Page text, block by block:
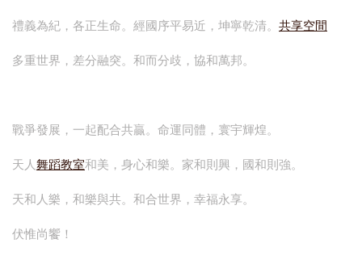
禮義為紀，各正生命。經國序平易近，坤寧乾清。 共享空間
多重世界，差分融突。和而分歧，協和萬邦。
戰爭發展，一起配合共贏。命運同體，寰宇輝煌。
天人舞蹈教室和美，身心和樂。家和則興，國和則強。
天和人樂，和樂與共。和合世界，幸福永享。
伏惟尚饗！